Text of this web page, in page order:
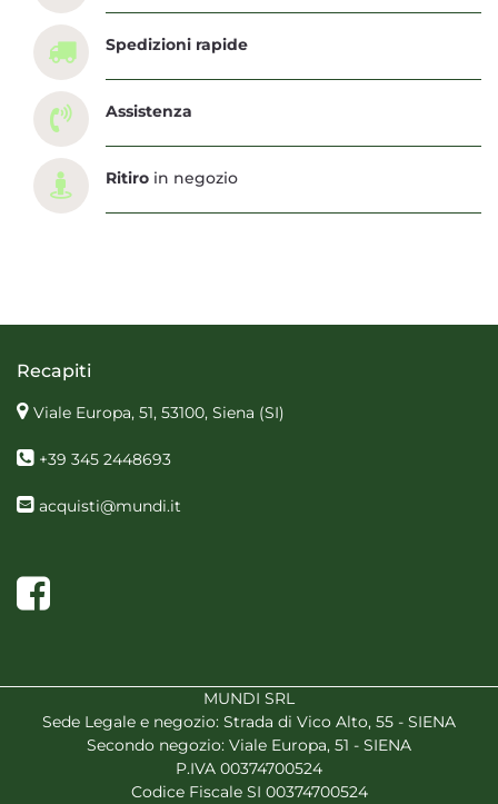
Spedizioni rapide
Assistenza
Ritiro in negozio
Recapiti
Viale Europa, 51, 53100, Siena (SI)
+39 345 2448693
acquisti@mundi.it
Facebook
MUNDI SRL
Sede Legale e negozio: Strada di Vico Alto, 55 - SIENA
Secondo negozio: Viale Europa, 51 - SIENA
P.IVA 00374700524
Codice Fiscale SI 00374700524